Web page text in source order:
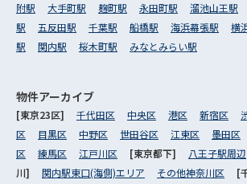
附駅
大手町駅 麹町駅 永田町駅 溜池山王駅
駅
五反田駅 千葉駅 船橋駅 海浜幕張駅 横
駅
関内駅 桜木町駅 みなとみらい駅
物件アーカイブ
[東京23区] 千代田区 中央区 港区 新宿区
区
目黒区 中野区 世田谷区 江東区 墨田区
区
練馬区 江戸川区 [東京都下] 八王子駅周辺
川] 関内駅東口(海側)エリア その他神奈川区 [